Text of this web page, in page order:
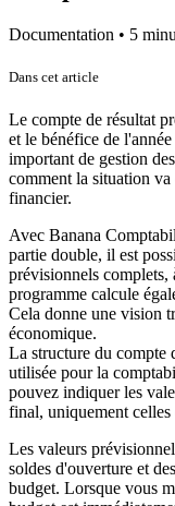
Documentation • 5
Dans cet article
Le compte de résultat
et le bénéfice de
important de gestion
comment la situation
financier.
Avec Banana
partie double, il est
prévisionnels complets,
programme calcule
Cela donne une vision
économique.
La structure du compte
utilisée pour la
pouvez indiquer les
final, uniquement
Les valeurs
soldes d'ouverture et
budget. Lorsque vous